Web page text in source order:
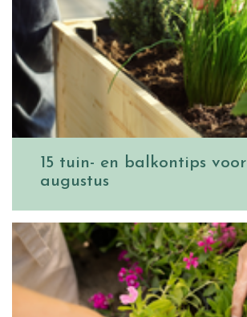
15 tuin- en balkontips voor
augustus